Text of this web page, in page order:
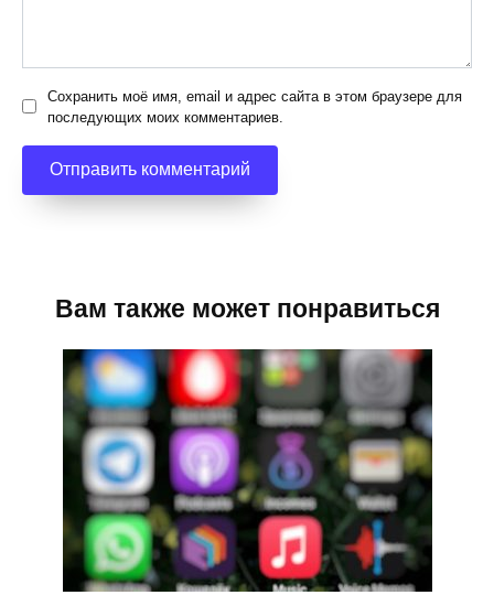
Сохранить моё имя, email и адрес сайта в этом браузере для
последующих моих комментариев.
Вам также может понравиться